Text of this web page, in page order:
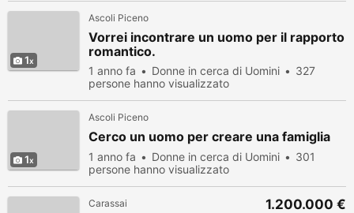
1
Ascoli Piceno
Vorrei incontrare un uomo per il rapporto
romantico.
1 anno fa Donne in cerca di Uomini
327
persone hanno visualizzato
1
Ascoli Piceno
Cerco un uomo per creare una famiglia
1 anno fa Donne in cerca di Uomini
301
persone hanno visualizzato
Carassai 1.200.000 €